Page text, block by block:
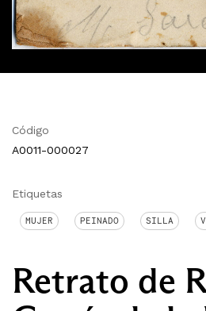
Código
A0011-000027
Etiquetas
MUJER PEINADO SILLA
Retrato de